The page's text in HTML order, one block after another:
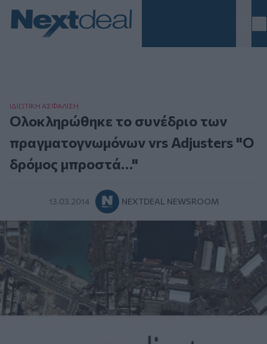
ΙΔΙΩΤΙΚΗ ΑΣΦAΛΙΣΗ
Ολοκληρώθηκε το συνέδριο των
πραγματογνωμόνων vrs Adjusters "Ο
δρόμος μπροστά…"
13.03.2014 NEXTDEAL NEWSROOM